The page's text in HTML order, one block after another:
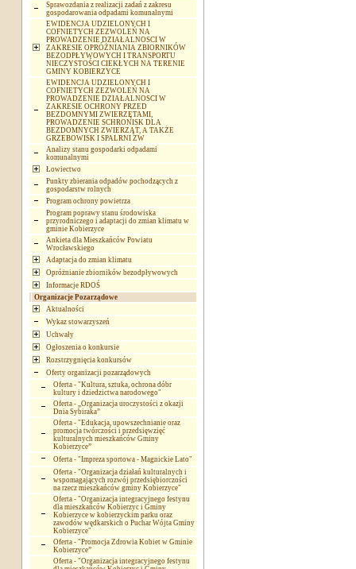
Sprawozdania z realizacji zadań z zakresu
gospodarowania odpadami komunalnymi
EWIDENCJA UDZIELONYCH I
COFNIETYCH ZEZWOLEŃ NA
PROWADZENIE DZIAŁALNOSCI W
ZAKRESIE OPRÓŻNIANIA ZBIORNIKÓW
BEZODPŁYWOWYCH I TRANSPORTU
NIECZYSTOŚCI CIEKŁYCH NA TERENIE
GMINY KOBIERZYCE
EWIDENCJA UDZIELONYCH I
COFNIETYCH ZEZWOLEŃ NA
PROWADZENIE DZIAŁALNOSCI W
ZAKRESIE OCHRONY PRZED
BEZDOMNYMI ZWIERZĘTAMI,
PROWADZENIE SCHRONISK DLA
BEZDOMNYCH ZWIERZĄT, A TAKŻE
GRZEBOWISK I SPALRNI ZW
Analizy stanu gospodarki odpadami
komunalnymi
Łowiectwo
Punkty zbierania odpadów pochodzących z
gospodarstw rolnych
Program ochrony powietrza
Program poprawy stanu środowiska
przyrodniczego i adaptacji do zmian klimatu w
gminie Kobierzyce
Ankieta dla Mieszkańców Powiatu
Wrocławskiego
Adaptacja do zmian klimatu
Opróżnianie zbiorników bezodpływowych
Informacje RDOŚ
Organizacje Pozarządowe
Aktualności
Wykaz stowarzyszeń
Uchwały
Ogłoszenia o konkursie
Rozstrzygnięcia konkursów
Oferty organizacji pozarządowych
Oferta - "Kultura, sztuka, ochrona dóbr
kultury i dziedzictwa narodowego"
Oferta - „Organizacja uroczystości z okazji
Dnia Sybiraka”
Oferta - "Edukacja, upowszechnianie oraz
promocja twórczości i przedsięwzięć
kulturalnych mieszkańców Gminy
Kobierzyce”
Oferta - "Impreza sportowa - Magnickie Lato"
Oferta - "Organizacja działań kulturalnych i
wspomagających rozwój przedsiębiorczości
na rzecz mieszkańców gminy Kobierzyce"
Oferta - "Organizacja integracyjnego festynu
dla mieszkańców Kobierzyc i Gminy
Kobierzyce w kobierzyckim parku oraz
zawodów wędkarskich o Puchar Wójta Gminy
Kobierzyce"
Oferta - "Promocja Zdrowia Kobiet w Gminie
Kobierzyce”
Oferta - "Organizacja integracyjnego festynu